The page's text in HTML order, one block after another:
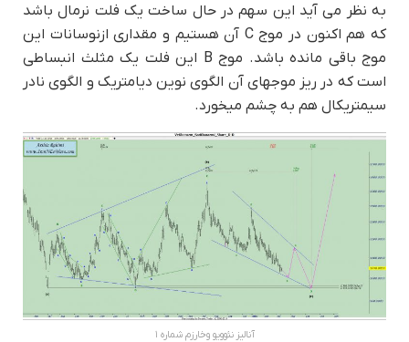
به نظر می آید این سهم در حال ساخت یک فلت نرمال باشد
که هم اکنون در موج C آن هستیم و مقداری ازنوسانات این
موج باقی مانده باشد. موج B این فلت یک مثلث انبساطی
است که در ریز موجهای آن الگوی نوین دیامتریک و الگوی نادر
سیمتریکال هم به چشم میخورد.
آنالیز نئوویو وخارزم شماره ۱